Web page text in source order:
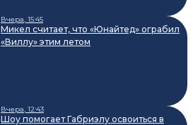
Вчера, 15:45
Микел считает, что «Юнайтед» ограбил
«Виллу» этим летом
Вчера, 12:43
Шоу помогает Габриэлу освоиться в